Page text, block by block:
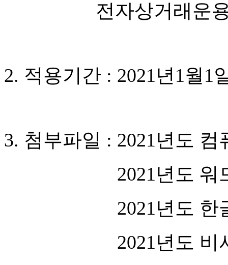
전자상거래운용
2. 적용기간 : 2021년1월1
3. 첨부파일 : 2021년도 컴
2021년도 워
2021년도 한
2021년도 비